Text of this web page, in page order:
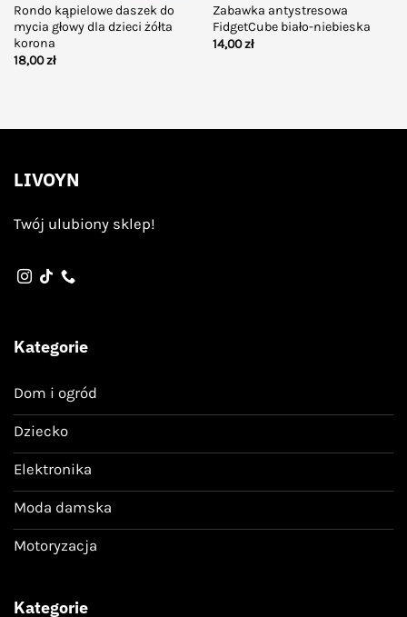
Rondo kąpielowe daszek do
mycia głowy dla dzieci żółta
korona
18,00zł
Zabawka antystresowa
FidgetCube biało-niebieska
14,00zł
LIVOYN
Twój ulubiony sklep!
Kategorie
Dom i ogród
Dziecko
Elektronika
Moda damska
Motoryzacja
Kategorie